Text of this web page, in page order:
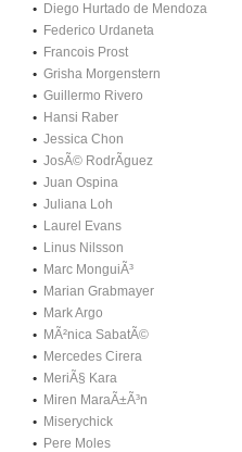
Diego Hurtado de Mendoza
Federico Urdaneta
Francois Prost
Grisha Morgenstern
Guillermo Rivero
Hansi Raber
Jessica Chon
JosÃ© RodrÃ­guez
Juan Ospina
Juliana Loh
Laurel Evans
Linus Nilsson
Marc MonguiÃ³
Marian Grabmayer
Mark Argo
MÃ²nica SabatÃ©
Mercedes Cirera
MeriÃ§ Kara
Miren MaraÃ±Ã³n
Miserychick
Pere Moles